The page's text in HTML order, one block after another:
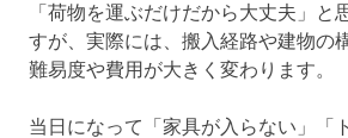
「荷物を運ぶだけだから大丈夫」と
すが、実際には、搬入経路や建物の
難易度や費用が大きく変わります。
当日になって「家具が入らない」「